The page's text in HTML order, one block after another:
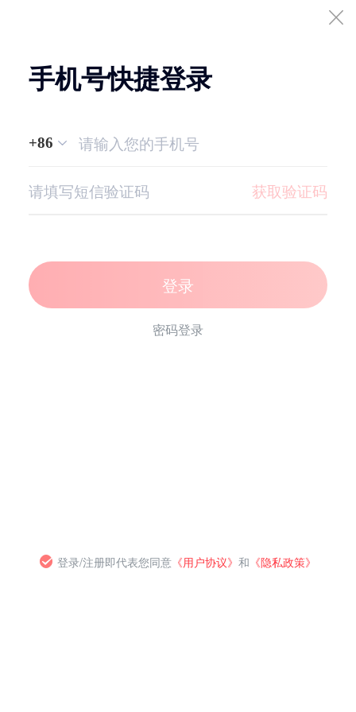
手机号快捷登录
+86
获取验证码
登录
密码登录
登录/注册即代表您同意 《用户协议》和 《隐私政策》